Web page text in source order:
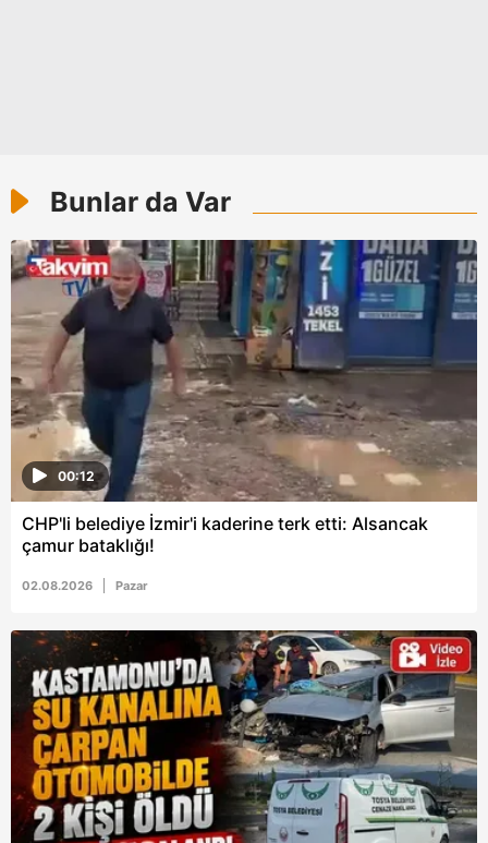
vasıtasıyla belirleyebilirsiniz. Çerezlere ilişkin detaylı bilgi
için Ayarlar butonuna tıklayabilir,Çerez Bilgilendirme
Metnimiziziyaret edebilirsiniz.
6698 sayılı Kişisel Verilerin Korunması Kanunu uyarınca
hazırlanmış Aydınlatma Metnimizi okumak ve sitemizde
ilgili mevzuata uygun olarak kullanılan çerezlerle ilgili bilgi
almak için lütfen
tıklayınız.
Bunlar da Var
00:12
CHP'li belediye İzmir'i kaderine terk etti: Alsancak
çamur bataklığı!
02.08.2026 Pazar